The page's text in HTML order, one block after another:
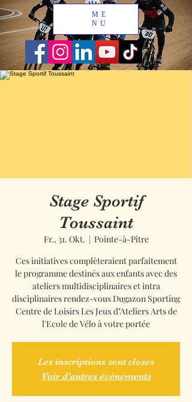
ME
NU
Stage Sportif
Toussaint
Fr., 31. Okt.
  |
Pointe-à-Pitre
Ces initiatives complèteraient parfaitement
le programme destinés aux enfants avec des
ateliers multidisciplinaires et intra
disciplinaires rendez-vous Dugazon Sporting
Centre de Loisirs Les Jeux d"Ateliers Arts de
l'Ecole de Vélo à votre portée
Les inscriptions sont closes
Voir d'autres événements